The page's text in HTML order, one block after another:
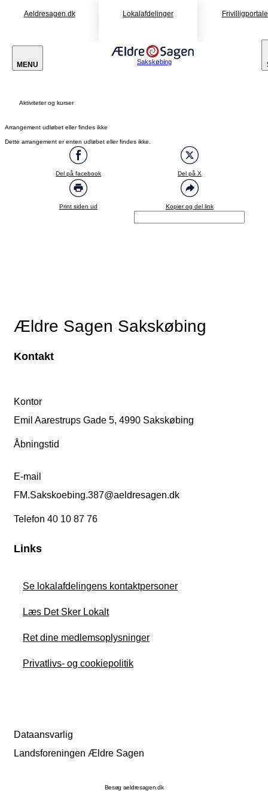
Aeldresagen.dk Lokalafdelinger
MENU Sakskøbing
Aktiviteter og kurser
Arrangement udløbet eller findes ikke
Dette arrangement er enten udløbet eller findes ikke.
Del på facebook Del på X
Print siden ud Kopier og del link
Ældre Sagen Sakskøbing
Kontakt
Kontor
Emil Aarestrups Gade 5, 4990 Sakskøbing
Åbningstid
E-mail
FM.Sakskoebing.387@aeldresagen.dk
Telefon 40 10 87 76
Links
Se lokalafdelingens kontaktpersoner
Læs Det Sker Lokalt
Ret dine medlemsoplysninger
Privatlivs- og cookiepolitik
Dataansvarlig
Landsforeningen Ældre Sagen
Besøg aeldresagen.dk